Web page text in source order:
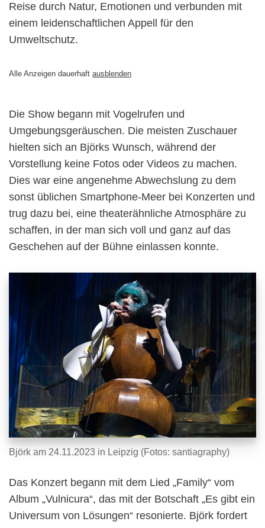
Reise durch Natur, Emotionen und verbunden mit
einem leidenschaftlichen Appell für den
Umweltschutz.
Alle Anzeigen dauerhaft ausblenden
Die Show begann mit Vogelrufen und
Umgebungsgeräuschen. Die meisten Zuschauer
hielten sich an Björks Wunsch, während der
Vorstellung keine Fotos oder Videos zu machen.
Dies war eine angenehme Abwechslung zu dem
sonst üblichen Smartphone-Meer bei Konzerten und
trug dazu bei, eine theaterähnliche Atmosphäre zu
schaffen, in der man sich voll und ganz auf das
Geschehen auf der Bühne einlassen konnte.
Björk am 24.11.2023 in Leipzig (Fotos: santiagraphy)
Das Konzert begann mit dem Lied „Family“ vom
Album „Vulnicura“, das mit der Botschaft „Es gibt ein
Universum von Lösungen“ resonierte. Björk fordert